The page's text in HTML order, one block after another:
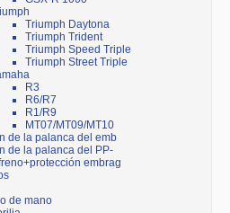
Triumph Daytona
Triumph Trident
Triumph Speed Triple
Triumph Street Triple
R3
R6/R7
R1/R9
MT07/MT09/MT10
de la palanca del emb
de la palanca del PP-
embrag
de mano